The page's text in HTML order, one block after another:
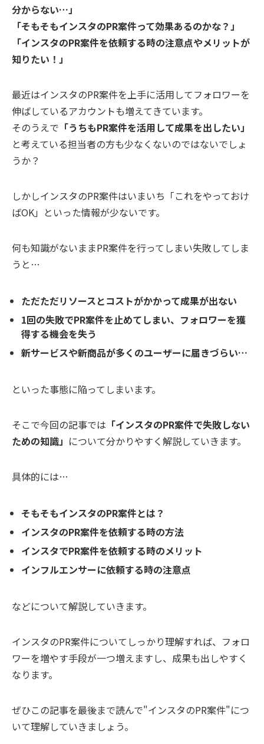
分からない…」
「そもそもインスタのPR案件って効果あるのかな？」
「インスタのPR案件を依頼する時の注意点やメリットが
知りたい！」
最近はインスタのPR案件を上手に活用してフォロワーを
伸ばしているアカウントも増えてきています。
そのうえで 「うちもPR案件を活用して成果を出したい」
と考えている担当者の方も少なくないのではないでしょ
うか？
しかしインスタのPR案件はいまいち「これをやっておけ
ばOK」といった情報が少ないです。
何も知識がないままPR案件を行ってしまい失敗してしま
うと…
ただただリソースとコストがかかって成果が出ない
1回の失敗でPR案件を止めてしまい、フォロワーを獲
得する機会を失う
新サービスや新商品が多くのユーザーに届きづらい…
といった事態に陥ってしまいます。
そこで今回の記事では 「インスタのPR案件で失敗しない
ための知識」 について分かりやすく解説していきます。
具体的には…
そもそもインスタのPR案件とは？
インスタのPR案件を依頼する時の方法
インスタでPR案件を依頼する時のメリット
インフルエンサーに依頼する時の注意点
などについて解説していきます。
インスタのPR案件についてしっかり理解すれば、フォロ
ワーを増やす手段が一つ増えますし、成果も出しやすく
なります。
ぜひこの記事を最後まで読んで"インスタのPR案件"につ
いて理解していきましょう。